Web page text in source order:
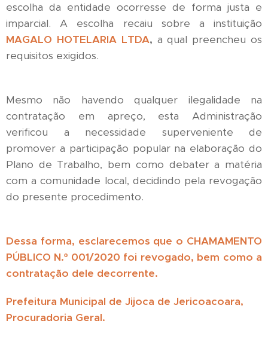
escolha da entidade ocorresse de forma justa e
imparcial. A escolha recaiu sobre a instituição
MAGALO HOTELARIA LTDA, a qual preencheu os
requisitos exigidos.
Mesmo não havendo qualquer ilegalidade na
contratação em apreço, esta Administração
verificou a necessidade superveniente de
promover a participação popular na elaboração do
Plano de Trabalho, bem como debater a matéria
com a comunidade local, decidindo pela revogação
do presente procedimento.
Dessa forma, esclarecemos que o CHAMAMENTO
PÚBLICO N.º 001/2020 foi revogado, bem como a
contratação dele decorrente.
Prefeitura Municipal de Jijoca de Jericoacoara,
Procuradoria Geral.